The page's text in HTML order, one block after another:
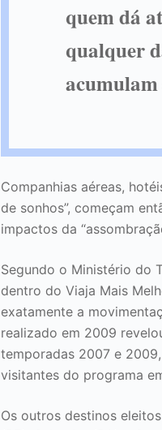
quem dá
qualquer
Companhias aéreas,
de sonhos”, começam
impactos da
Segundo o Ministério do
dentro do Viaja Mais
exatamente a
realizado em 2009
temporadas 2007 e
visitantes do programa
Os outros destinos